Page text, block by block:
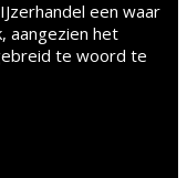
een waar
aangezien het
te woord te